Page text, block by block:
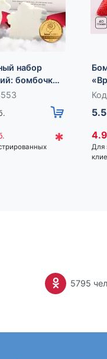
набор
бомбочка
фигурная
URAL LAB
*
Для
5795